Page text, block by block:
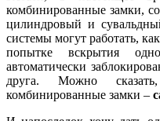
комбинированные замки,
цилиндровый и
системы могут работать,
попытке вскрытия
автоматически
друга. Можно
комбинированные замки –